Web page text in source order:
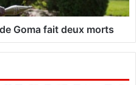
Goma fait deux morts